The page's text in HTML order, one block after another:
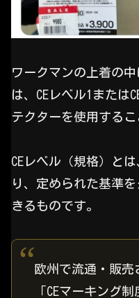
ワークマンの上着の
は、CEレベル1または
テクターを使用するこ
CEレベル（規格）と
り、定められた基準
きるものです。
欧州で流通・販売
「CEマーキング